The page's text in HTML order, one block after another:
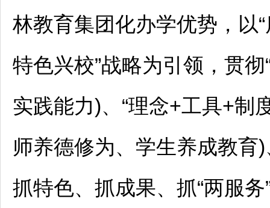
林教育集团化办学优势，以
特色兴校”战略为引领，贯
实践能力)、“理念+工具+制
师养德修为、学生养成教育
抓特色、抓成果、抓“两服